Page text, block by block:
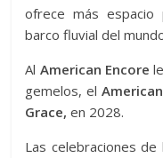
ofrece más
barco fluvial del
Al American Encore
gemelos, el
Grace, en 2028.
Las celebraciones de